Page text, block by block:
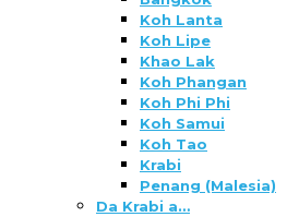
Koh Lanta
Koh Lipe
Khao Lak
Koh Phangan
Koh Phi Phi
Koh Samui
Koh Tao
Krabi
Penang (Malesia)
Da Krabi a…